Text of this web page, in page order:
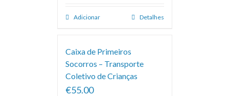
Adicionar Detalhes
Caixa de Primeiros
Socorros – Transporte
Coletivo de Crianças
€55.00